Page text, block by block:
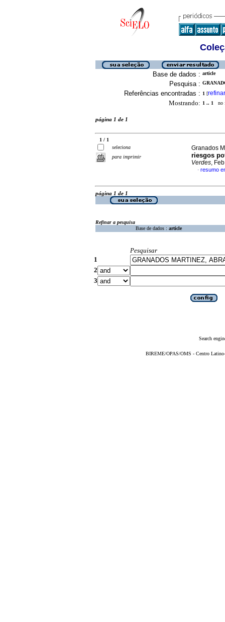
Base de dados : article
Pesquisa :
Referências encontradas : 1 [refinar
Mostrando: 1 .. 1 no
página 1 de 1
1 / 1
seleciona
para imprimir
Granados
riesgos
Verdes,
· resumo
página 1 de 1
Refinar a pesquisa
Base de dados : article
Pesquisar
1
2
3
Search
BIREME/OPAS/OMS - Centro Latino-